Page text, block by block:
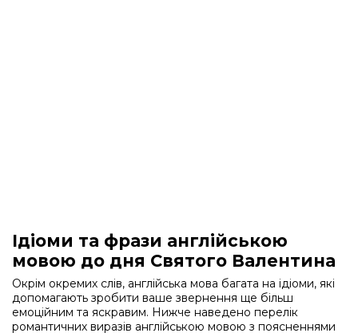
Ідіоми та фрази англійською
мовою до дня Святого Валентина
Окрім окремих слів, англійська мова багата на ідіоми, які
допомагають зробити ваше звернення ще більш
емоційним та яскравим. Нижче наведено перелік
романтичних виразів англійською мовою з поясненнями